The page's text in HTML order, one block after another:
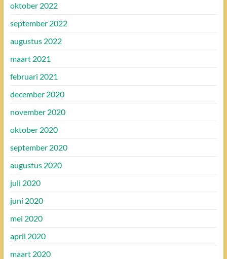
oktober 2022
september 2022
augustus 2022
maart 2021
februari 2021
december 2020
november 2020
oktober 2020
september 2020
augustus 2020
juli 2020
juni 2020
mei 2020
april 2020
maart 2020